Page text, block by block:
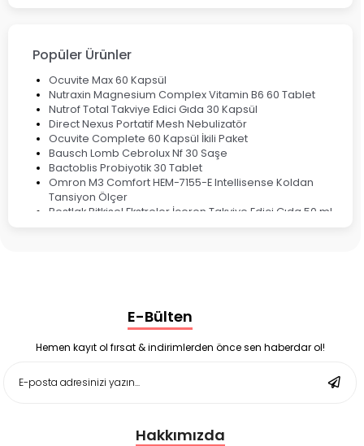
Popüler Ürünler
Ocuvite Max 60 Kapsül
Nutraxin Magnesium Complex Vitamin B6 60 Tablet
Nutrof Total Takviye Edici Gıda 30 Kapsül
Direct Nexus Portatif Mesh Nebulizatör
Ocuvite Complete 60 Kapsül İkili Paket
Bausch Lomb Cebrolux Nf 30 Saşe
Bactoblis Probiyotik 30 Tablet
Omron M3 Comfort HEM-7155-E Intellisense Koldan
Tansiyon Ölçer
Bestlak Bitkisel Ekstreler İçeren Takviye Edici Gıda 50 ml
Enterogermina Family 5 ml 20 Flakon
Deep Flex Stres Azaltıcı ve Enerji Dengeleyici Topraklama
Matı Set 40x60 cm
Deep Flex Stres Azaltıcı ve Enerji Dengeleyici Topraklama
E-Bülten
Hemen kayıt ol fırsat & indirimlerden önce sen haberdar ol!
Hakkımızda